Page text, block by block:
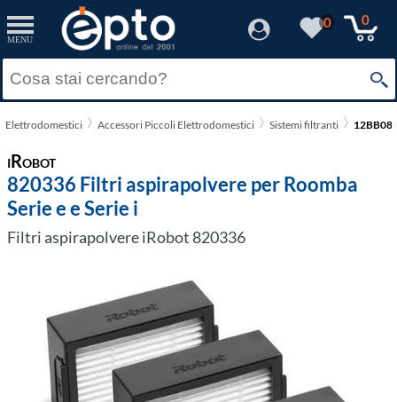
MENU
0 0
Elettrodomestici Accessori Piccoli Elettrodomestici Sistemi filtranti
iRobot
820336 Filtri aspirapolvere per Roomba
Serie e e Serie i
Filtri aspirapolvere iRobot 820336